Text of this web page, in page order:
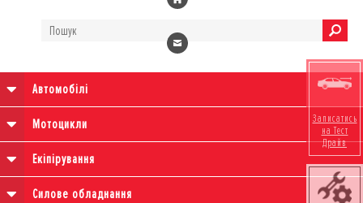
Автомобілі
Мотоцикли
Екіпірування
Силове обладнання
Записатись
на Тест
Драйв